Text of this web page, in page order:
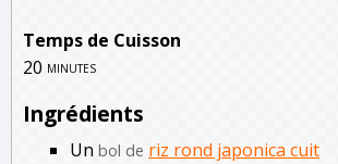
Temps de Cuisson
20 minutes
Ingrédients
Un bol de riz rond japonica cuit